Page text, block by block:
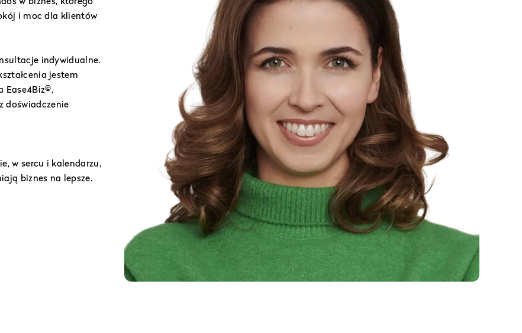
i moc dla klientów
indywidualne.
jestem
Ease4Biz©,
doświadczenie
w sercu i kalendarzu,
biznes na lepsze.